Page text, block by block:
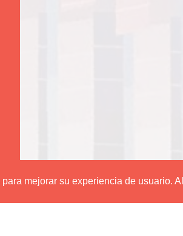
mejorar su experiencia de usuario.